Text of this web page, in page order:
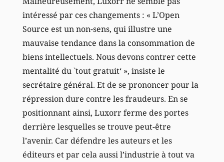
intéressé par ces changements : « L’Open
Source est un non-sens, qui illustre une
mauvaise tendance dans la consommation de
biens intellectuels. Nous devons contrer cette
mentalité du `tout gratuit‘ », insiste le
secrétaire général. Et de se prononcer pour la
répression dure contre les fraudeurs. En se
positionnant ainsi, Luxorr ferme des portes
derrière lesquelles se trouve peut-être
l’avenir. Car défendre les auteurs et les
éditeurs et par cela aussi l’industrie à tout va